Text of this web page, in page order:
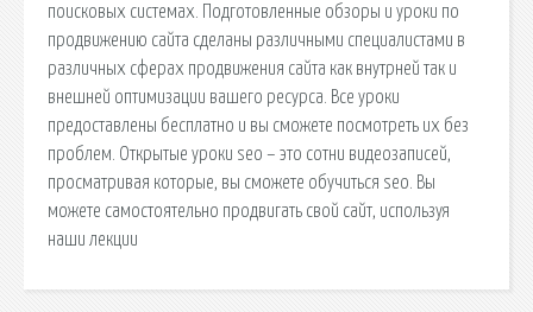
поисковых системах. Подготовленные обзоры и уроки по
продвижению сайта сделаны различными специалистами в
различных сферах продвижения сайта как внутрней так и
внешней оптимизации вашего ресурса. Все уроки
предоставлены бесплатно и вы сможете посмотреть их без
проблем. Открытые уроки seo – это сотни видеозаписей,
просматривая которые, вы сможете обучиться seo. Вы
можете самостоятельно продвигать свой сайт, используя
наши лекции